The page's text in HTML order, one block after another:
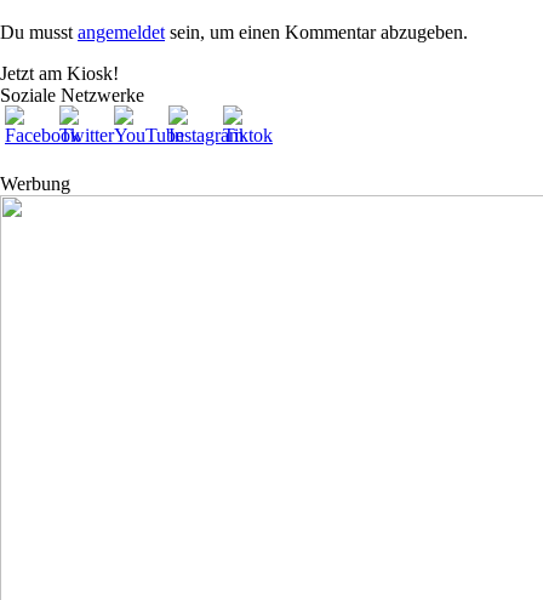
Du musstangemeldetsein, um einen Kommentar abzugeben.
Jetzt am Kiosk!
Soziale Netzwerke
Werbung